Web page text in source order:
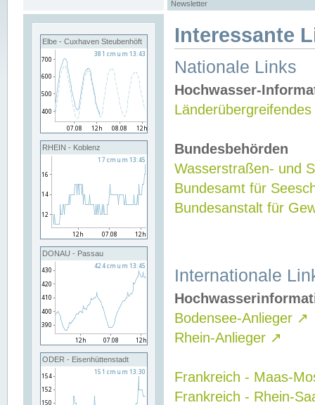
Newsletter
Elbe - Cuxhaven Steubenhöft
RHEIN - Koblenz
DONAU - Passau
ODER - Eisenhüttenstadt
Interessante
Nationale Links
Hochwasser-
Bundesbehörden
Wasserstraßen- und
Bundesamt für
Bundesanstalt für
Internationale
Bodensee-Anlieger ↗
Rhein-Anlieger ↗
Frankreich - Maas-
Frankreich - Rhein-